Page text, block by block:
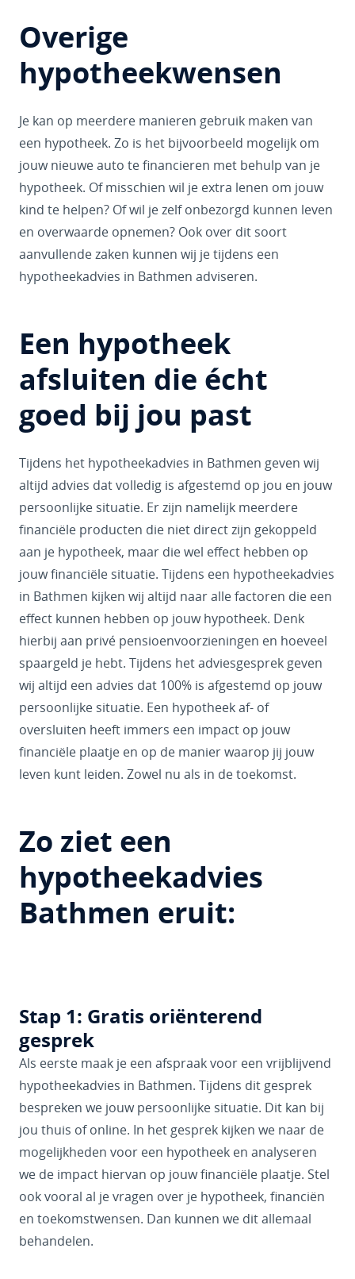
Overige
hypotheekwensen
Je kan op meerdere manieren gebruik maken van
een hypotheek. Zo is het bijvoorbeeld mogelijk om
jouw nieuwe auto te financieren met behulp van je
hypotheek. Of misschien wil je extra lenen om jouw
kind te helpen? Of wil je zelf onbezorgd kunnen leven
en overwaarde opnemen? Ook over dit soort
aanvullende zaken kunnen wij je tijdens een
hypotheekadvies in Bathmen adviseren.
Een hypotheek
afsluiten die écht
goed bij jou past
Tijdens het hypotheekadvies in Bathmen geven wij
altijd advies dat volledig is afgestemd op jou en jouw
persoonlijke situatie. Er zijn namelijk meerdere
financiële producten die niet direct zijn gekoppeld
aan je hypotheek, maar die wel effect hebben op
jouw financiële situatie. Tijdens een hypotheekadvies
in Bathmen kijken wij altijd naar alle factoren die een
effect kunnen hebben op jouw hypotheek. Denk
hierbij aan privé pensioenvoorzieningen en hoeveel
spaargeld je hebt. Tijdens het adviesgesprek geven
wij altijd een advies dat 100% is afgestemd op jouw
persoonlijke situatie. Een hypotheek af- of
oversluiten heeft immers een impact op jouw
financiële plaatje en op de manier waarop jij jouw
leven kunt leiden. Zowel nu als in de toekomst.
Zo ziet een
hypotheekadvies
Bathmen eruit:
Stap 1: Gratis oriënterend
gesprek
Als eerste maak je een afspraak voor een vrijblijvend
hypotheekadvies in Bathmen. Tijdens dit gesprek
bespreken we jouw persoonlijke situatie. Dit kan bij
jou thuis of online. In het gesprek kijken we naar de
mogelijkheden voor een hypotheek en analyseren
we de impact hiervan op jouw financiële plaatje. Stel
ook vooral al je vragen over je hypotheek, financiën
en toekomstwensen. Dan kunnen we dit allemaal
behandelen.